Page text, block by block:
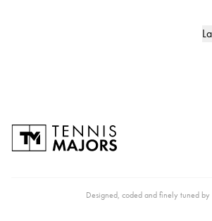
Designed, coded and finely tuned by